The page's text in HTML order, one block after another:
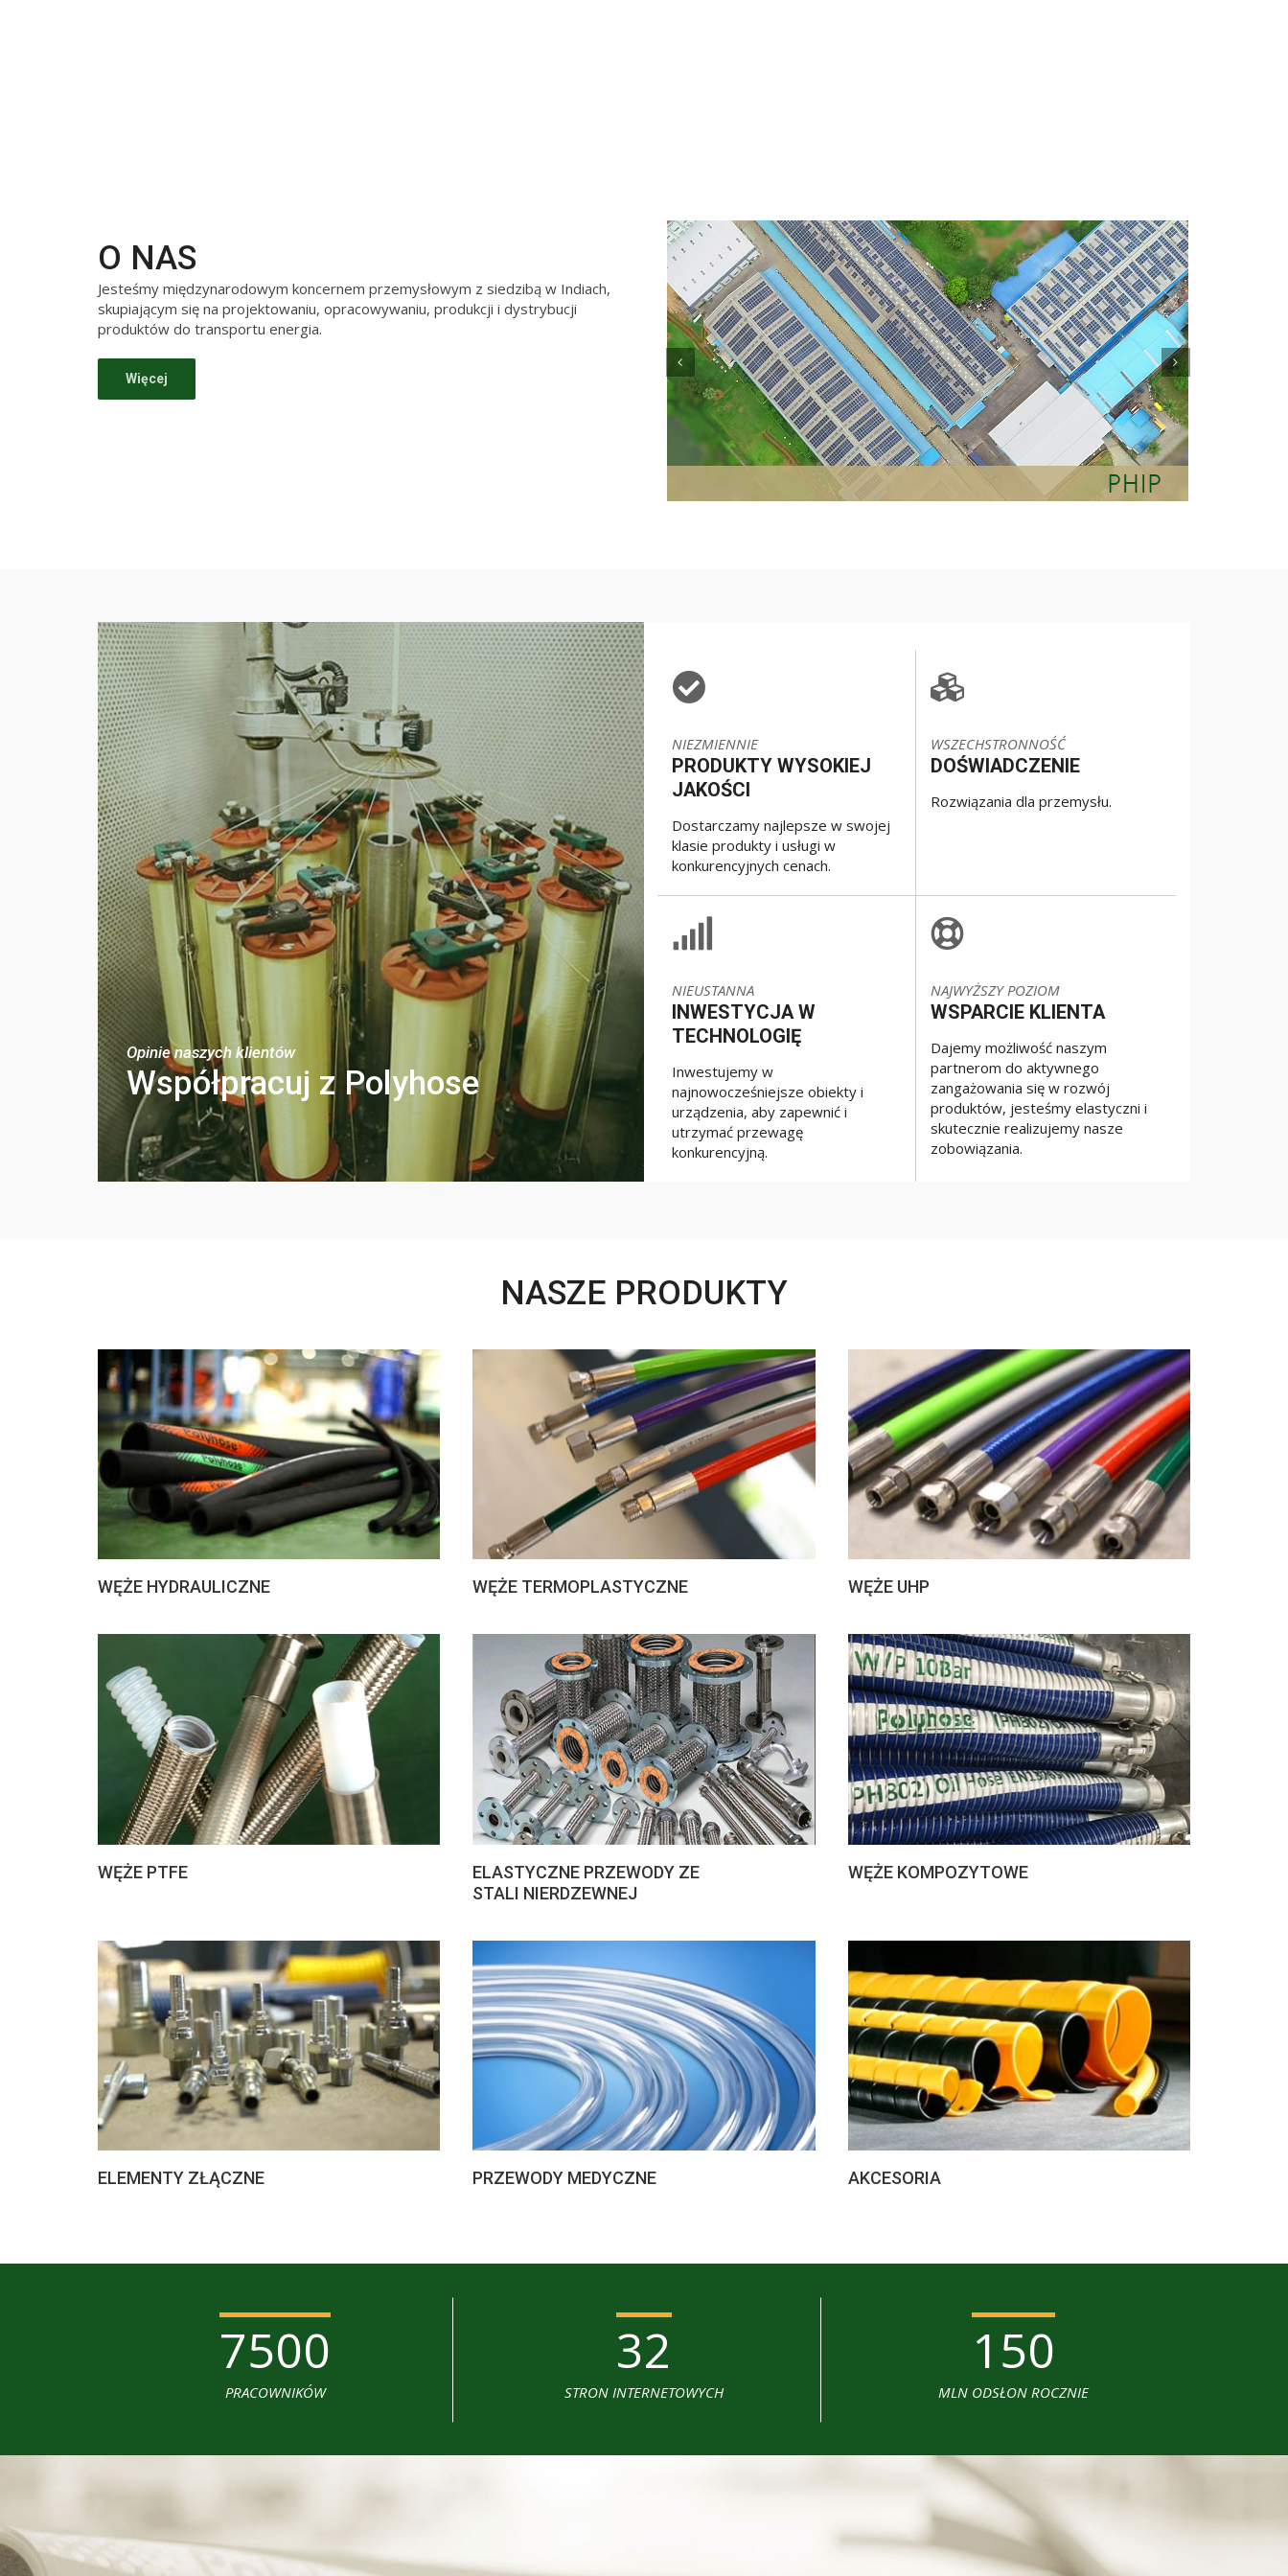
O NAS
Jesteśmy międzynarodowym koncernem przemysłowym z siedzibą w Indiach,
skupiającym się na projektowaniu, opracowywaniu, produkcji i dystrybucji
produktów do transportu energia.
Więcej
Opinie naszych klientów
Współpracuj z Polyhose
NIEZMIENNIE
PRODUKTY WYSOKIEJ
JAKOŚCI
Dostarczamy najlepsze w swojej
klasie produkty i usługi w
konkurencyjnych cenach.
WSZECHSTRONNOŚĆ
DOŚWIADCZENIE
Rozwiązania dla przemysłu.
NIEUSTANNA
INWESTYCJA W
TECHNOLOGIĘ
Inwestujemy w
najnowocześniejsze obiekty i
urządzenia, aby zapewnić i
utrzymać przewagę
konkurencyjną.
NAJWYŻSZY POZIOM
WSPARCIE KLIENTA
Dajemy możliwość naszym
partnerom do aktywnego
zangażowania się w rozwój
produktów, jesteśmy elastyczni i
skutecznie realizujemy nasze
zobowiązania.
NASZE PRODUKTY
WĘŻE HYDRAULICZNE WĘŻE TERMOPLASTYCZNE WĘŻE UHP
WĘŻE PTFE
ELASTYCZNE PRZEWODY ZE
STALI NIERDZEWNEJ
WĘŻE KOMPOZYTOWE
ELEMENTY ZŁĄCZNE PRZEWODY MEDYCZNE AKCESORIA
7500
PRACOWNIKÓW
32
STRON INTERNETOWYCH
150
MLN ODSŁON ROCZNIE